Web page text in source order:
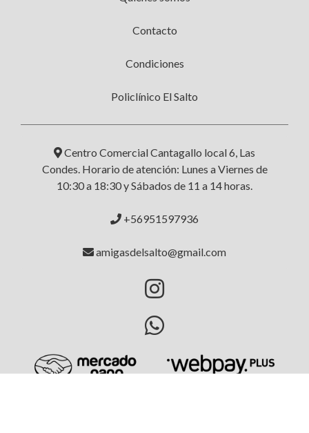
Contacto
Condiciones
Policlínico El Salto
Centro Comercial Cantagallo local 6, Las
Condes. Horario de atención: Lunes a Viernes de
10:30 a 18:30 y Sábados de 11 a 14 horas.
+56951597936
amigasdelsalto@gmail.com